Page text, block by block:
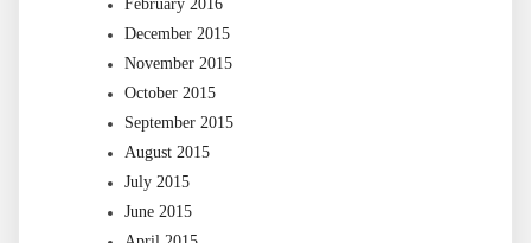
February 2016
December 2015
November 2015
October 2015
September 2015
August 2015
July 2015
June 2015